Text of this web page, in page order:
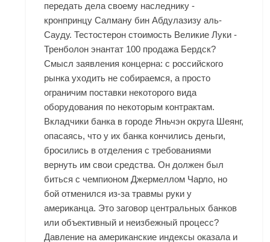
передать дела своему наследнику -
кронпринцу Салману бин Абдулазизу аль-
Сауду. Тестостерон стоимость Великие Луки -
Тренболон энантат 100 продажа Бердск?
Смысл заявления концерна: с российского
рынка уходить не собираемся, а просто
ограничим поставки некоторого вида
оборудования по некоторым контрактам.
Вкладчики банка в городе Яньчэн округа Шеянг,
опасаясь, что у их банка кончились деньги,
бросились в отделения с требованиями
вернуть им свои средства. Он должен был
биться с чемпионом Джермеллом Чарло, но
бой отменился из-за травмы руки у
американца. Это заговор центральных банков
или объективный и неизбежный процесс?
Давление на американские индексы оказала и